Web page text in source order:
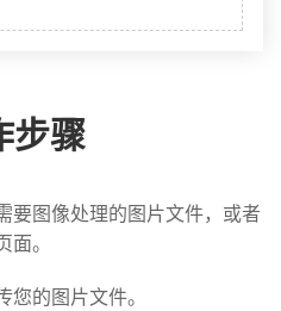
步骤
要图像处理的图片文件，或者
。
的图片文件。